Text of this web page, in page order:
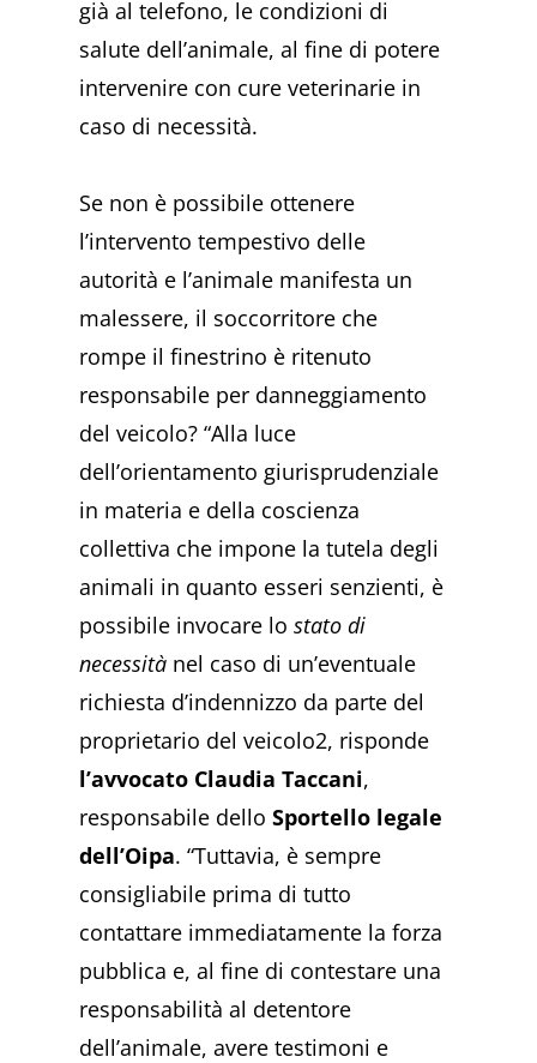
già al telefono, le condizioni di
salute dell’animale, al fine di potere
intervenire con cure veterinarie in
caso di necessità.
Se non è possibile ottenere
l’intervento tempestivo delle
autorità e l’animale manifesta un
malessere, il soccorritore che
rompe il finestrino è ritenuto
responsabile per danneggiamento
del veicolo? “Alla luce
dell’orientamento giurisprudenziale
in materia e della coscienza
collettiva che impone la tutela degli
animali in quanto esseri senzienti, è
possibile invocare lostato di
necessità nel caso di un’eventuale
richiesta d’indennizzo da parte del
proprietario del veicolo2, risponde
l’avvocato Claudia Taccani,
responsabile delloSportello legale
dell’Oipa. “Tuttavia, è sempre
consigliabile prima di tutto
contattare immediatamente la forza
pubblica e, al fine di contestare una
responsabilità al detentore
dell’animale, avere testimoni e